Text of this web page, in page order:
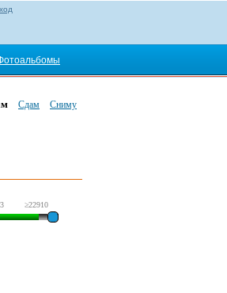
Сдам Сниму
≥22910